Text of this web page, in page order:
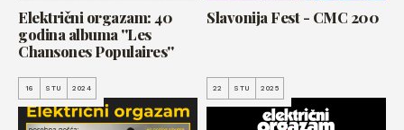
Električni orgazam: 40
godina albuma ''Les
Chansones Populaires''
Slavonija Fest - CMC 200
16 STU 2024 22 STU 2025